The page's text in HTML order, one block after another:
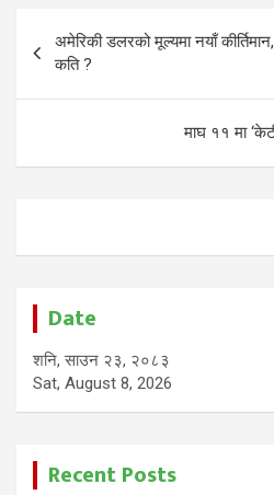
Post
navigation
अमेरिकी डलरको मूल्यमा नयाँ
कति ?
माघ ११ मा
Date
शनि, साउन २३, २०८३
Sat, August 8, 2026
Recent Posts